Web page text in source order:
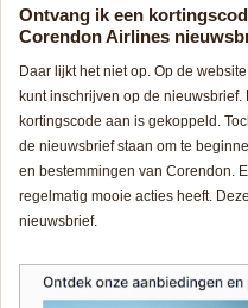
Ontvang ik een
Corendon Airlines
Daar lijkt het niet op. Op de
kunt inschrijven op de
kortingscode aan is gekoppeld.
de nieuwsbrief staan om te
en bestemmingen van Corendon.
regelmatig mooie acties heeft.
nieuwsbrief.